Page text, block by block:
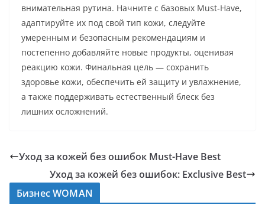
внимательная рутина. Начните с базовых Must-Have,
адаптируйте их под свой тип кожи, следуйте
умеренным и безопасным рекомендациям и
постепенно добавляйте новые продукты, оценивая
реакцию кожи. Финальная цель — сохранить
здоровье кожи, обеспечить ей защиту и увлажнение,
а также поддерживать естественный блеск без
лишних осложнений.
Уход за кожей без ошибок Must-Have Best
Уход за кожей без ошибок: Exclusive Best
Бизнес WOMAN